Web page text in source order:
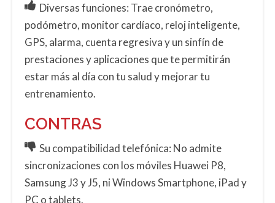
Diversas funciones: Trae cronómetro,
podómetro, monitor cardíaco, reloj inteligente,
GPS, alarma, cuenta regresiva y un sinfín de
prestaciones y aplicaciones que te permitirán
estar más al día con tu salud y mejorar tu
entrenamiento.
CONTRAS
Su compatibilidad telefónica: No admite
sincronizaciones con los móviles Huawei P8,
Samsung J3 y J5, ni Windows Smartphone, iPad y
PC o tablets.